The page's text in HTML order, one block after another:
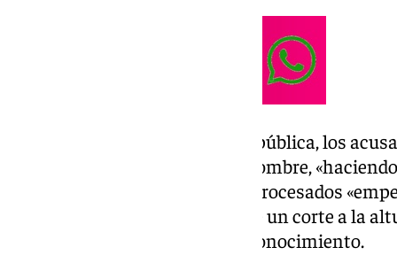
Asimismo, según la acusación pública, los
en «numerosas ocasiones» al hombre,
navaja que portaba uno de los procesados
trazándole una ‘M’ y haciéndole un corte a la
hasta que la víctima perdió el conocimiento.